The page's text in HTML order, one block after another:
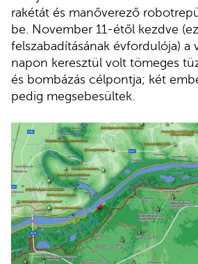
rakétát és manőverező
be. November 11-étől kezdve
felszabadításának évfordulója) a
napon keresztül volt tömeges
és bombázás célpontja; két
pedig megsebesültek.